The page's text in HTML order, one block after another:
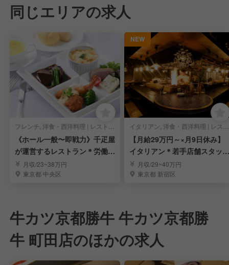
同じエリアの求人
フレンチ, 洋食・西洋料理 | レストランサービス・ホールスタッフ
《ホール一般〜即戦力》千疋屋
が運営するレストラン＊労働環
境安定＊賞与年3回
月収/23~38万円
東京都 中央区
NEW
イタリアン, 洋食・西洋料理 | レストランサービス・ホールスタッフ
【月給29万円～×月9日休み】
イタリアン＊若手店舗スタッフ
募集月収/29~40万円
東京都 新宿区
牛カツ京都勝牛 牛カツ京都勝
牛 町田店のほかの求人